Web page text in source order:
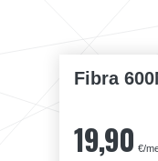
Fibra
19,90 €/